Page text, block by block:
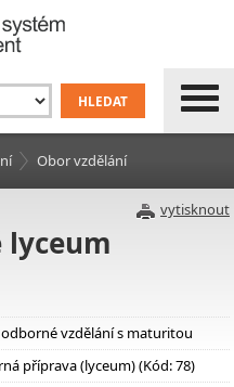
Obor vzdělání
vytisknout
lyceum
vzdělání s maturitou
příprava (lyceum) (Kód: 78)